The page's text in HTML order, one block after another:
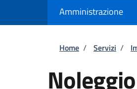
Amministrazione
Briciole
Home / Servizi /